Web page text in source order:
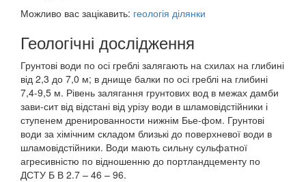
Можливо вас зацікавить: геологія ділянки
Геологічні дослідження
Грунтові води по осі греблі залягають на схилах на глибині
від 2,3 до 7,0 м; в днище балки по осі греблі на глибині
7,4-9,5 м. Рівень залягання грунтових вод в межах дамби
зави-сит від відстані від урізу води в шламовідстійники і
ступенем дренированности нижнім Бье-фом. Грунтові
води за хімічним складом близькі до поверхневої води в
шламовідстійники. Води мають сильну сульфатної
агресивністю по відношенню до портландцементу по
ДСТУ Б В 2.7 – 46 – 96.